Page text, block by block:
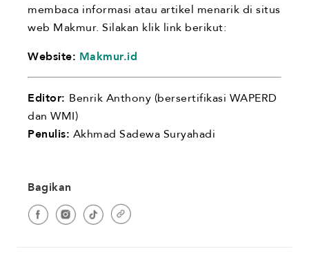
membaca informasi atau artikel menarik di situs
web Makmur. Silakan klik link berikut:
Website: Makmur.id
Editor: Benrik Anthony (bersertifikasi WAPERD
dan WMI)
Penulis: Akhmad Sadewa Suryahadi
Bagikan